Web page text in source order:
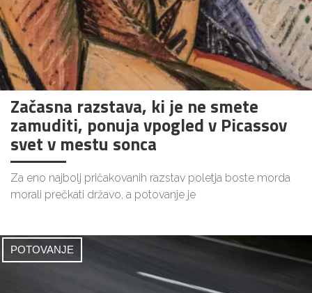
Začasna razstava, ki je ne smete
zamuditi, ponuja vpogled v Picassov
svet v mestu sonca
Za eno najbolj pričakovanih razstav poletja boste morda
morali prečkati državo, a potovanje je
POTOVANJE